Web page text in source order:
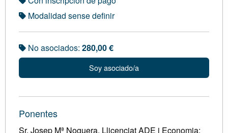
Modalidad sense definir
No asociados: 280,00 €
Soy asociado/a
Ponentes
Sr. Josep Mª Noguera, Llicenciat ADE i Economia;